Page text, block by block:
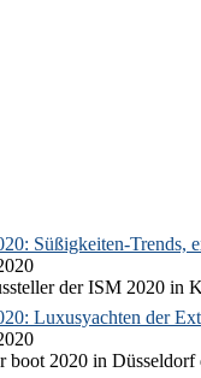
Süßigkeiten-Trends,
der ISM 2020 in
Luxusyachten der
boot 2020 in Düsseldorf